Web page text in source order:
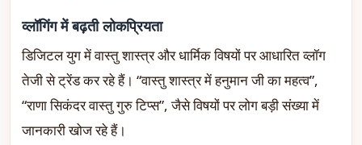
व्लॉगिंग में बढ़ती लोकप्रियता
डिजिटल युग में वास्तु शास्त्र और धार्मिक विषयों पर आधारित व्लॉग
तेजी से ट्रेंड कर रहे हैं। “वास्तु शास्त्र में हनुमान जी का महत्व”,
“राणा सिकंदर वास्तु गुरु टिप्स”, जैसे विषयों पर लोग बड़ी संख्या में
जानकारी खोज रहे हैं।